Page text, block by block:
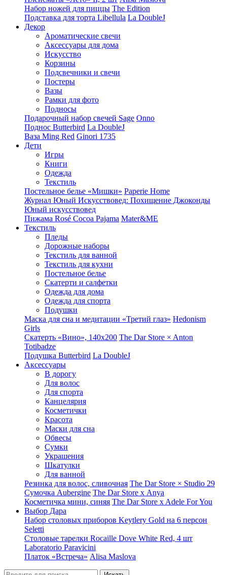
Набор ножей для пиццы The Edition
Подставка для торта Libellula La DoubleJ
Декор
Ароматические свечи
Аксессуары для дома
Искусство
Корзины
Подсвечники и свечи
Постеры
Вазы
Рамки для фото
Подносы
Подарочный набор свечей Sage Onno
Поднос Butterbird La DoubleJ
Ваза Ming Red Ginori 1735
Дети
Игры
Книги
Одежда
Текстиль
Постельное белье «Мишки» Paperie Home
Журнал Юный Искусствовед: Похищение Джоконды
Юный искусствовед
Пижама Rosé Cocoa Pajama Mater&ME
Текстиль
Пледы
Дорожные наборы
Текстиль для ванной
Текстиль для кухни
Постельное белье
Скатерти и салфетки
Одежда для дома
Одежда для спорта
Подушки
Маска для сна и медитации «Третий глаз» Hedonism
Girls
Скатерть «Вино», 140х200 The Dar Store × Anton
Totibadze
Подушка Butterbird La DoubleJ
Аксессуары
В дорогу
Для волос
Для спорта
Канцелярия
Косметички
Красота
Маски для сна
Обвесы
Сумки
Украшения
Шкатулки
Для ванной
Резинка для волос, сливочная The Dar Store × Studio 29
Сумочка Aubergine The Dar Store x Anya
Косметичка мини, синяя The Dar Store x Adele For You
Выбор Дара
Набор столовых приборов Keytlery Gold на 6 персон
Seletti
Столовые тарелки Rocaille Dove White Red, 4 шт
Laboratorio Paravicini
Платок «Встреча» Alisa Maslova